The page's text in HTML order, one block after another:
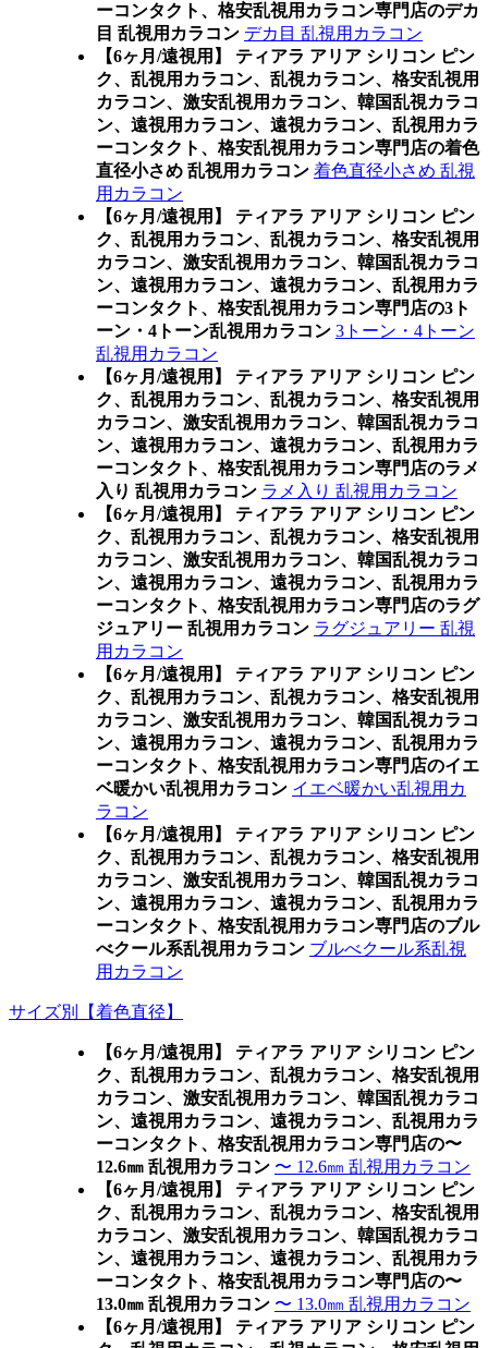
ーコンタクト、格安乱視用カラコン専門店のデカ
目 乱視用カラコン デカ目 乱視用カラコン
【6ヶ月/遠視用】 ティアラ アリア シリコン ピン
ク、乱視用カラコン、乱視カラコン、格安乱視用
カラコン、激安乱視用カラコン、韓国乱視カラコ
ン、遠視用カラコン、遠視カラコン、乱視用カラ
ーコンタクト、格安乱視用カラコン専門店の着色
直径小さめ 乱視用カラコン 着色直径小さめ 乱視
用カラコン
【6ヶ月/遠視用】 ティアラ アリア シリコン ピン
ク、乱視用カラコン、乱視カラコン、格安乱視用
カラコン、激安乱視用カラコン、韓国乱視カラコ
ン、遠視用カラコン、遠視カラコン、乱視用カラ
ーコンタクト、格安乱視用カラコン専門店の3ト
ーン・4トーン乱視用カラコン 3トーン・4トーン
乱視用カラコン
【6ヶ月/遠視用】 ティアラ アリア シリコン ピン
ク、乱視用カラコン、乱視カラコン、格安乱視用
カラコン、激安乱視用カラコン、韓国乱視カラコ
ン、遠視用カラコン、遠視カラコン、乱視用カラ
ーコンタクト、格安乱視用カラコン専門店のラメ
入り 乱視用カラコン ラメ入り 乱視用カラコン
【6ヶ月/遠視用】 ティアラ アリア シリコン ピン
ク、乱視用カラコン、乱視カラコン、格安乱視用
カラコン、激安乱視用カラコン、韓国乱視カラコ
ン、遠視用カラコン、遠視カラコン、乱視用カラ
ーコンタクト、格安乱視用カラコン専門店のラグ
ジュアリー 乱視用カラコン ラグジュアリー 乱視
用カラコン
【6ヶ月/遠視用】 ティアラ アリア シリコン ピン
ク、乱視用カラコン、乱視カラコン、格安乱視用
カラコン、激安乱視用カラコン、韓国乱視カラコ
ン、遠視用カラコン、遠視カラコン、乱視用カラ
ーコンタクト、格安乱視用カラコン専門店のイエ
ベ暖かい乱視用カラコン イエベ暖かい乱視用カ
ラコン
【6ヶ月/遠視用】 ティアラ アリア シリコン ピン
ク、乱視用カラコン、乱視カラコン、格安乱視用
カラコン、激安乱視用カラコン、韓国乱視カラコ
ン、遠視用カラコン、遠視カラコン、乱視用カラ
ーコンタクト、格安乱視用カラコン専門店のブル
べクール系乱視用カラコン ブルべクール系乱視
用カラコン
サイズ別【着色直径】
【6ヶ月/遠視用】 ティアラ アリア シリコン ピン
ク、乱視用カラコン、乱視カラコン、格安乱視用
カラコン、激安乱視用カラコン、韓国乱視カラコ
ン、遠視用カラコン、遠視カラコン、乱視用カラ
ーコンタクト、格安乱視用カラコン専門店の〜
12.6㎜ 乱視用カラコン 〜 12.6㎜ 乱視用カラコン
【6ヶ月/遠視用】 ティアラ アリア シリコン ピン
ク、乱視用カラコン、乱視カラコン、格安乱視用
カラコン、激安乱視用カラコン、韓国乱視カラコ
ン、遠視用カラコン、遠視カラコン、乱視用カラ
ーコンタクト、格安乱視用カラコン専門店の〜
13.0㎜ 乱視用カラコン 〜 13.0㎜ 乱視用カラコン
【6ヶ月/遠視用】 ティアラ アリア シリコン ピン